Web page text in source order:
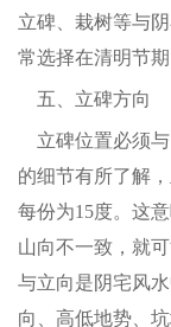
立碑、栽树等与
常选择在清明节
五、立碑方向
立碑位置必须与
的细节有所了解
每份为15度。这
山向不一致，就
与立向是阴宅风
向、高低地势、